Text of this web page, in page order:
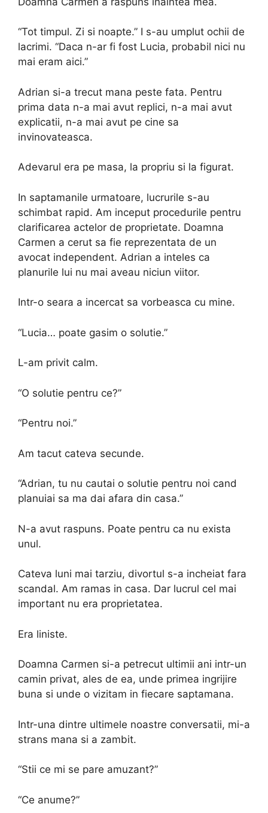
“Tot timpul. Zi si noapte.” I s-au umplut ochii de
lacrimi. “Daca n-ar fi fost Lucia, probabil nici nu
mai eram aici.”
Adrian si-a trecut mana peste fata. Pentru
prima data n-a mai avut replici, n-a mai avut
explicatii, n-a mai avut pe cine sa
invinovateasca.
Adevarul era pe masa, la propriu si la figurat.
In saptamanile urmatoare, lucrurile s-au
schimbat rapid. Am inceput procedurile pentru
clarificarea actelor de proprietate. Doamna
Carmen a cerut sa fie reprezentata de un
avocat independent. Adrian a inteles ca
planurile lui nu mai aveau niciun viitor.
Intr-o seara a incercat sa vorbeasca cu mine.
“Lucia… poate gasim o solutie.”
L-am privit calm.
“O solutie pentru ce?”
“Pentru noi.”
Am tacut cateva secunde.
“Adrian, tu nu cautai o solutie pentru noi cand
planuiai sa ma dai afara din casa.”
N-a avut raspuns. Poate pentru ca nu exista
unul.
Cateva luni mai tarziu, divortul s-a incheiat fara
scandal. Am ramas in casa. Dar lucrul cel mai
important nu era proprietatea.
Era liniste.
Doamna Carmen si-a petrecut ultimii ani intr-un
camin privat, ales de ea, unde primea ingrijire
buna si unde o vizitam in fiecare saptamana.
Intr-una dintre ultimele noastre conversatii, mi-a
strans mana si a zambit.
“Stii ce mi se pare amuzant?”
“Ce anume?”